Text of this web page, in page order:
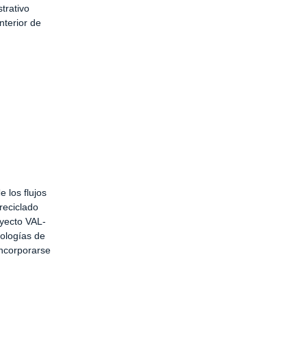
de
los flujos
VAL-
de